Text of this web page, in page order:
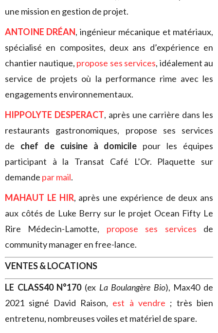
une mission en gestion de projet.
ANTOINE DRÉAN, ingénieur mécanique et matériaux,
spécialisé en composites, deux ans d’expérience en
chantier nautique, propose ses services, idéalement au
service de projets où la performance rime avec les
engagements environnementaux.
HIPPOLYTE DESPERACT, après une carrière dans les
restaurants gastronomiques, propose ses services
de chef de cuisine à domicile pour les équipes
participant à la Transat Café L’Or. Plaquette sur
demande par mail.
MAHAUT LE HIR, après une expérience de deux ans
aux côtés de Luke Berry sur le projet Ocean Fifty Le
Rire Médecin-Lamotte, propose ses services de
community manager en free-lance.
VENTES & LOCATIONS
LE CLASS40 N°170(ex La Boulangère Bio), Max40 de
2021 signé David Raison, est à vendre ; très bien
entretenu, nombreuses voiles et matériel de spare.